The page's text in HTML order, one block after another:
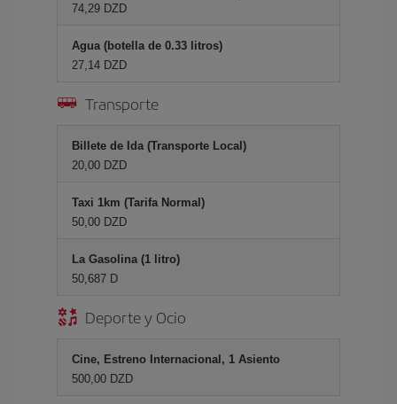
74,29 DZD
Agua (botella de 0.33 litros)
27,14 DZD
Transporte
Billete de Ida (Transporte Local)
20,00 DZD
Taxi 1km (Tarifa Normal)
50,00 DZD
La Gasolina (1 litro)
50,687 D
Deporte y Ocio
Cine, Estreno Internacional, 1 Asiento
500,00 DZD